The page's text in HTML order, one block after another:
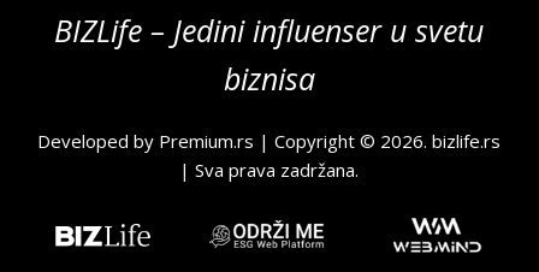
BIZLife – Jedini influenser u svetu
biznisa
Developed by Premium.rs | Copyright © 2026.bizlife.rs
| Sva prava zadržana.